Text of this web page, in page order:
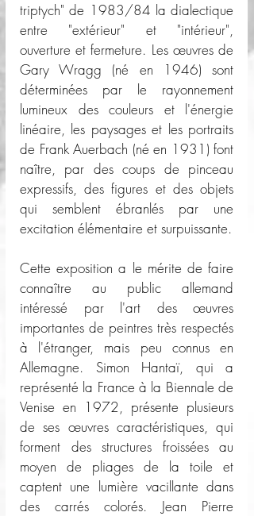
triptych" de 1983/84 la dialectique
entre "extérieur" et "intérieur",
ouverture et fermeture. Les œuvres de
Gary Wragg (né en 1946) sont
déterminées par le rayonnement
lumineux des couleurs et l'énergie
linéaire, les paysages et les portraits
de Frank Auerbach (né en 1931) font
naître, par des coups de pinceau
expressifs, des figures et des objets
qui semblent ébranlés par une
excitation élémentaire et surpuissante.
Cette exposition a le mérite de faire
connaître au public allemand
intéressé par l'art des œuvres
importantes de peintres très respectés
à l'étranger, mais peu connus en
Allemagne. Simon Hantaï, qui a
représenté la France à la Biennale de
Venise en 1972, présente plusieurs
de ses œuvres caractéristiques, qui
forment des structures froissées au
moyen de pliages de la toile et
captent une lumière vacillante dans
des carrés colorés. Jean Pierre